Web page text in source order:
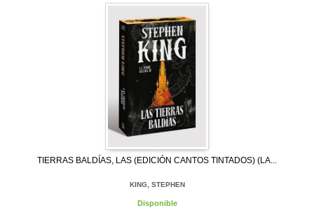
TIERRAS BALDÍAS, LAS (EDICIÓN CANTOS TINTADOS) (LA...
KING, STEPHEN
Disponible